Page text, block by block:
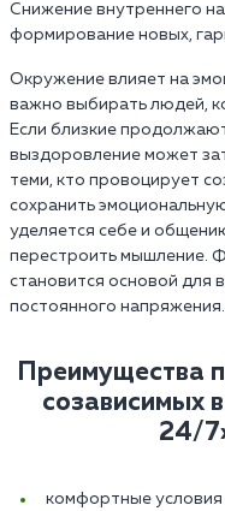
Снижение внутреннего
формирование новых,
Окружение влияет на
важно выбирать людей,
Если близкие
выздоровление может
теми, кто провоцирует
сохранить
уделяется себе и
перестроить мышление.
становится основой для
постоянного напряжения.
Преимущества
созависимых
24/
комфортные